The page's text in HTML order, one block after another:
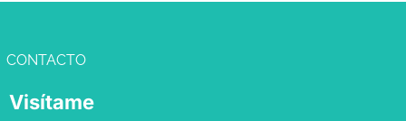
CONTACTO
Visítame